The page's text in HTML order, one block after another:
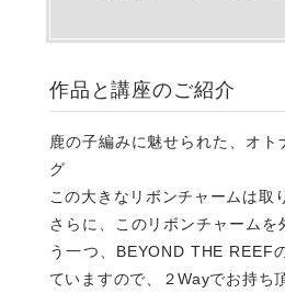
作品と講座のご紹介
鹿の子編みに魅せられた、オト
グ
この大きなリボンチャームは取
さらに、このリボンチャームを
う一つ、BEYOND THE REEF
ていますので、２Wayでお持ち